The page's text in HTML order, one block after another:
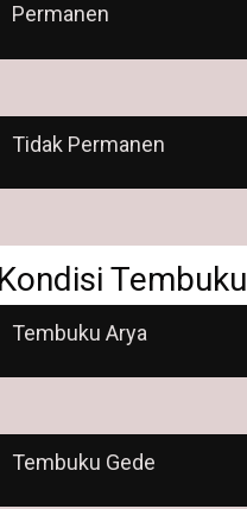
Permanen
Tidak Permanen
Tembuku
Tembuku Arya
Tembuku Gede